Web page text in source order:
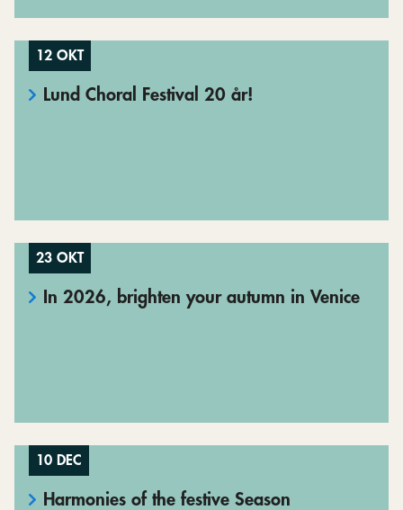
12 OKT
Lund Choral Festival 20 år!
23 OKT
In 2026, brighten your autumn in Venice
10 DEC
Harmonies of the festive Season